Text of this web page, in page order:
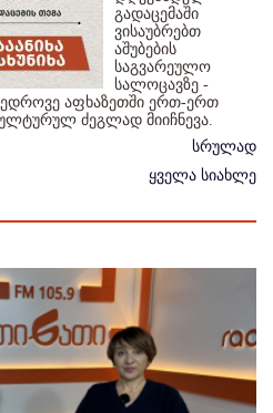
გადაცემაში
ვისაუბრებთ
აშუბების
საგვარეულო
სალოცავზე -
აფხაზეთში ერთ-ერთ
ძეგლად მიიჩნევა.
სრულად
ყველა სიახლე